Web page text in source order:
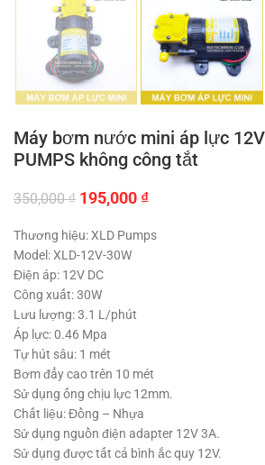
Máy bơm nước mini áp lực
PUMPS không công tắt
350,000₫ Giá
là:
350,000 ₫.
195,000 ₫Giá
tại
Thương hiệu: XLD Pumps
Model: XLD-12V-30W
Điện áp: 12V DC
Công xuất: 30W
Lưu lượng: 3.1 L/phút
Áp lực: 0.46 Mpa
Tự hút sâu: 1 mét
Bơm đẩy cao trên 10 mét
Sử dụng ống chịu lực 12mm.
Chất liệu: Đồng – Nhựa
Sử dụng nguồn điện adapter 12V 3A.
Sử dụng được tất cả bình ắc quy 12V.